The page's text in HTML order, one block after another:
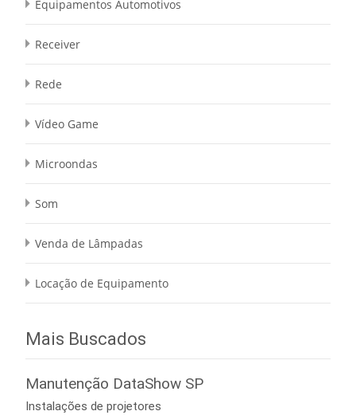
Equipamentos Automotivos
Receiver
Rede
Vídeo Game
Microondas
Som
Venda de Lâmpadas
Locação de Equipamento
Mais Buscados
Manutenção DataShow SP
Instalações de projetores